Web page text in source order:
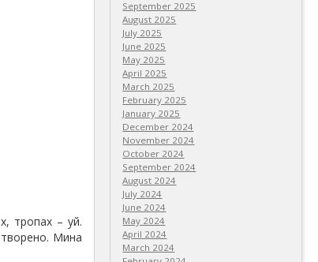
тропах – уй.
Мина
September 2025
August 2025
July 2025
June 2025
May 2025
April 2025
March 2025
February 2025
January 2025
December 2024
November 2024
October 2024
September 2024
August 2024
July 2024
June 2024
May 2024
April 2024
March 2024